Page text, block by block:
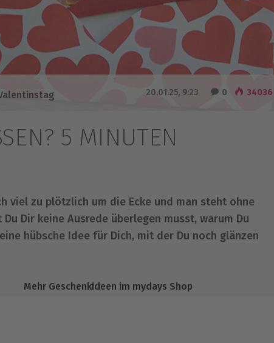
20.01.25, 9:23 0 34036
5 MINUTEN
viel zu plötzlich um die Ecke und man steht ohne
Dir keine Ausrede überlegen musst, warum Du
hübsche Idee für Dich, mit der Du noch glänzen
Mehr Geschenkideen im mydays Shop